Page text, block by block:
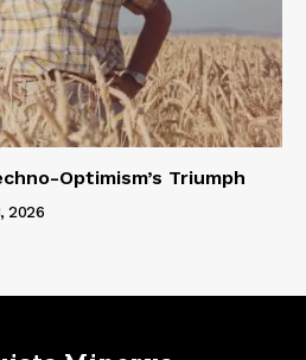
Optimism’s Triumph
2026